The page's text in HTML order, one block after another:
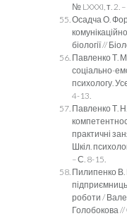
№ LXXXI, т. 2.
Осадча О.
біології //
Павленко Т.
соціально-
психологу.
4-13.
Павленко Т.
практичні
Шкіл.
– С. 8-15.
Пилипенко В.
роботи /
Голобокова //